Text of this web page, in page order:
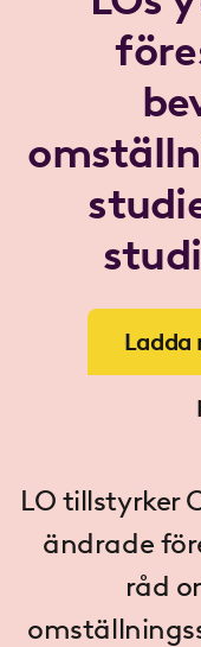
Ladda
LO tillstyrker
ändrade
råd